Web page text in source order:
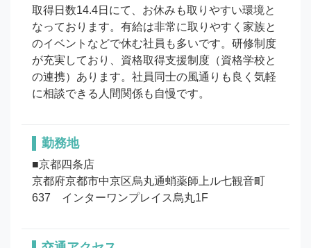
取得日数14.4日にて、お休みも取りやすい環境と
なっております。有給は非常に取りやすく家族と
のイベントなどで休む社員も多いです。研修制度
が充実しており、資格取得支援制度（資格学校と
の連携）あります。社員同士の風通りも良く気軽
に相談できる人間関係も自慢です。
勤務地
■京都四条店
京都府京都市中京区烏丸通蛸薬師上ル七観音町
637　インターワンプレイス烏丸1F